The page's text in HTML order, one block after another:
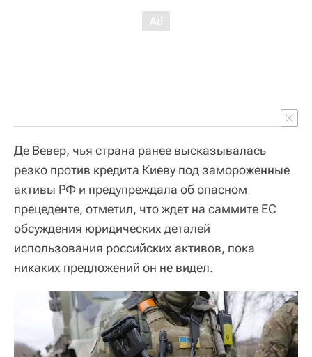
Де Вевер, чья страна ранее высказывалась
резко против кредита Киеву под замороженные
активы РФ и предупреждала об опасном
прецеденте, отметил, что ждет на саммите ЕС
обсуждения юридических деталей
использования российских активов, пока
никаких предложений он не видел.